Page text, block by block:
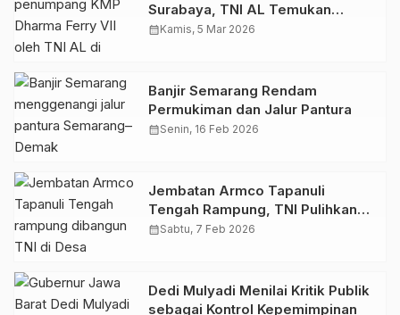
Surabaya, TNI AL Temukan
Korban
calendar_monthKamis, 5 Mar 2026
Banjir Semarang Rendam
Permukiman dan Jalur Pantura
calendar_monthSenin, 16 Feb 2026
Jembatan Armco Tapanuli
Tengah Rampung, TNI Pulihkan
Akses Warga Pascabencana
calendar_monthSabtu, 7 Feb 2026
Dedi Mulyadi Menilai Kritik Publik
sebagai Kontrol Kepemimpinan